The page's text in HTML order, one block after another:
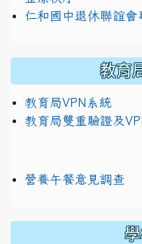
仁和國中退休聯誼會
教育
教育局VPN系統
教育局雙重驗證及
營養午餐意見調查